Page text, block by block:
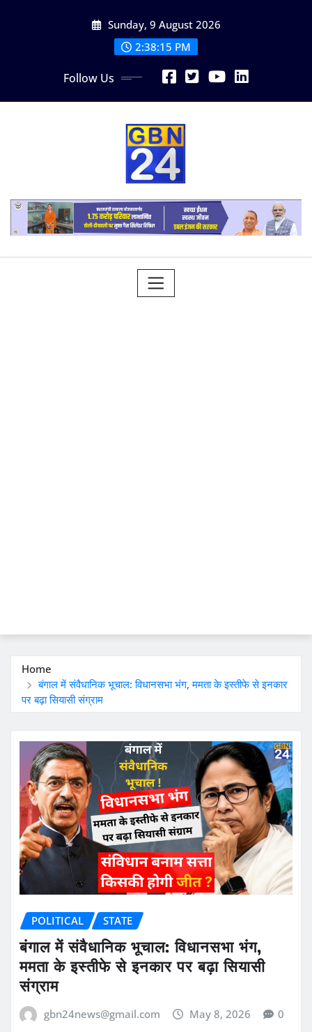
Sunday, 9 August 2026
2:38:15 PM
Follow Us
Home
बंगाल में संवैधानिक भूचाल: विधानसभा भंग, ममता के इस्तीफे से इनकार
पर बढ़ा सियासी संग्राम
POLITICAL STATE
बंगाल में संवैधानिक भूचाल: विधानसभा भंग,
ममता के इस्तीफे से इनकार पर बढ़ा सियासी
संग्राम
gbn24news@gmail.com May 8, 2026 0